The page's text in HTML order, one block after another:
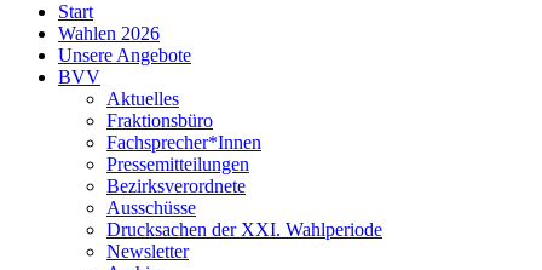
Start
Wahlen 2026
Unsere Angebote
BVV
Aktuelles
Fraktionsbüro
Fachsprecher*Innen
Pressemitteilungen
Bezirksverordnete
Ausschüsse
Drucksachen der XXI. Wahlperiode
Newsletter